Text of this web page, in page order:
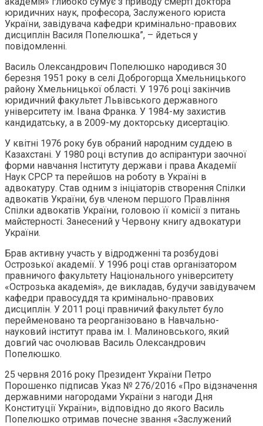
юридичних наук, професора, Заслуженого юриста
України, завідувача кафедри кримінально-правових
дисциплін Василя Попелюшка”, – йдеться у
повідомленні.
Василь Олександрович Попелюшко народився 30
березня 1951 року в селі Доброгорща Хмельницького
району Хмельницької області. У 1976 році закінчив
юридичний факультет Львівського державного
університету ім. Івана Франка. У 1984-му захистив
кандидатську, а в 2009-му докторську дисертацію.
У квітні 1976 року був обраний народним суддею в
Казахстані. У 1980 році вступив до аспірантури заочної
форми навчання Інституту держави і права Академії
Наук СРСР та перейшов на роботу в Україні в
адвокатуру. Став одним з ініціаторів створення Спілки
адвокатів України, був членом першого Правління
Спілки адвокатів України, головою її комісії з питань
майстерності. Занесений у Червону книгу адвокатури
України.
Брав активну участь у відродженні та розбудові
Острозької академії. У 1996 році став організатором
правничого факультету Національного університету
«Острозька академія», де викладав, будучи завідувачем
кафедри правосуддя та кримінально-правових
дисциплін. У 2011 році правничий факультет було
перейменовано та реорганізовано в Навчально-
науковий інститут права ім. І. Малиновського, який
довгий час очолював Василь Олександрович
Попелюшко.
25 червня 2016 року Президент України Петро
Порошенко підписав Указ № 276/2016 «Про відзначення
державними нагородами України з нагоди Дня
Конституції України», відповідно до якого Василь
Попелюшко отримав почесне звання «Заслужений